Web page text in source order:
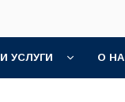
УСЛУГИ О